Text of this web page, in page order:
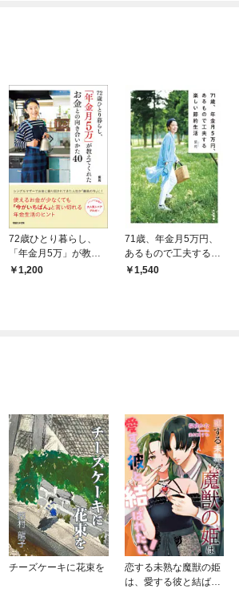
72歳ひとり暮らし、
「年金月5万」が教え
てくれたお金との向き
1,200
71歳、年金月5万円、
あるもので工夫する楽
しい節約生活
1,540
チーズケーキに花束を
恋する未熟な魔獣の姫
は、愛する彼と結ばれ